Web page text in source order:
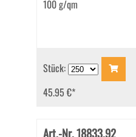
100 g/qm
Stück:
45.95 €*
Art.-Nr. 18833.92